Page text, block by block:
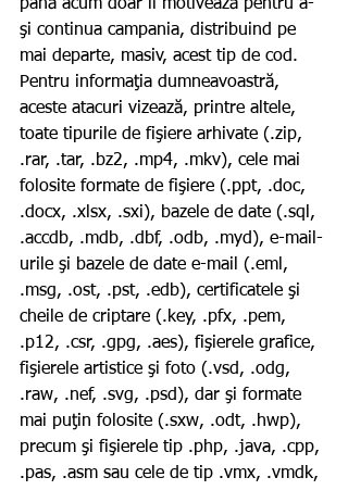
până acum doar îi motivează pentru a-
şi continua campania, distribuind pe
mai departe, masiv, acest tip de cod.
Pentru informaţia dumneavoastră,
aceste atacuri vizează, printre altele,
toate tipurile de fişiere arhivate (.zip,
.rar, .tar, .bz2, .mp4, .mkv), cele mai
folosite formate de fişiere (.ppt, .doc,
.docx, .xlsx, .sxi), bazele de date (.sql,
.accdb, .mdb, .dbf, .odb, .myd), e-mail-
urile şi bazele de date e-mail (.eml,
.msg, .ost, .pst, .edb), certificatele şi
cheile de criptare (.key, .pfx, .pem,
.p12, .csr, .gpg, .aes), fişierele grafice,
fişierele artistice şi foto (.vsd, .odg,
.raw, .nef, .svg, .psd), dar şi formate
mai puţin folosite (.sxw, .odt, .hwp),
precum şi fişierele tip .php, .java, .cpp,
.pas, .asm sau cele de tip .vmx, .vmdk,